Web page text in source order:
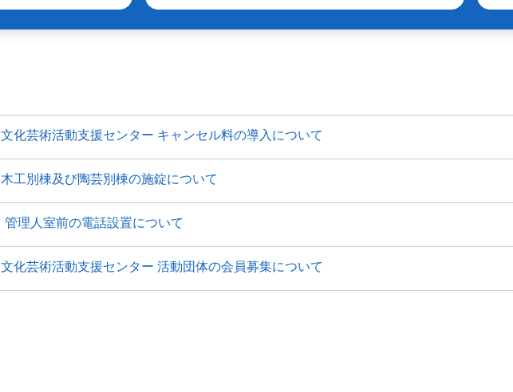
文化芸術活動支援センター キャンセル料の導入について
木工別棟及び陶芸別棟の施錠について
管理人室前の電話設置について
文化芸術活動支援センター 活動団体の会員募集について